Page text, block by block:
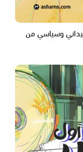
وسياسي من